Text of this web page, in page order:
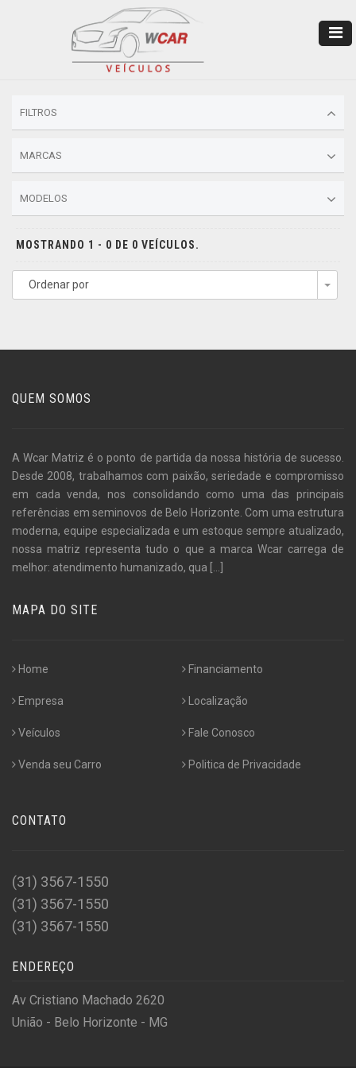
FILTROS
MARCAS
MODELOS
MOSTRANDO 1 - 0 DE 0 VEÍCULOS.
Ordenar por
QUEM SOMOS
A Wcar Matriz é o ponto de partida da nossa história de sucesso.
Desde 2008, trabalhamos com paixão, seriedade e compromisso
em cada venda, nos consolidando como uma das principais
referências em seminovos de Belo Horizonte. Com uma estrutura
moderna, equipe especializada e um estoque sempre atualizado,
nossa matriz representa tudo o que a marca Wcar carrega de
melhor: atendimento humanizado, qua
MAPA DO SITE
Home
Empresa
Veículos
Venda seu Carro
Financiamento
Localização
Fale Conosco
Politica de Privacidade
CONTATO
(31) 3567-1550
(31) 3567-1550
(31) 3567-1550
ENDEREÇO
Av Cristiano Machado 2620
União - Belo Horizonte - MG